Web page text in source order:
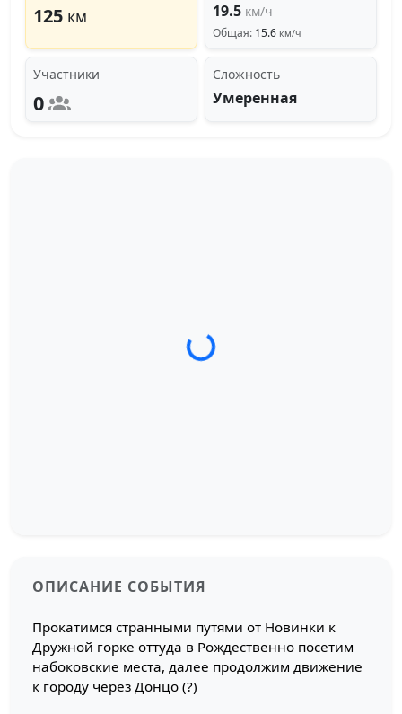
125 км 19.5 км/ч
Общая: 15.6 км/ч
Участники
0
Сложность
Умеренная
Загрузка трека...
ОПИСАНИЕ СОБЫТИЯ
Прокатимся странными путями от Новинки к
Дружной горке оттуда в Рождественно посетим
набоковские места, далее продолжим движение
к городу через Донцо (?)